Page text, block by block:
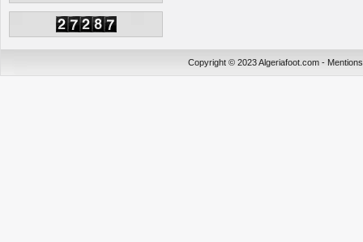
Copyright © 2023 Algeriafoot.com -